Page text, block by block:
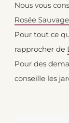
Nous vous
Rosée
Pour tout ce
rapprocher de
Pour des
conseille les